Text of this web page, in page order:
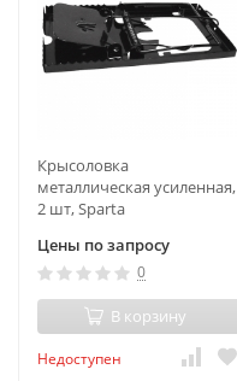
Крысоловка
металлическая усиленная,
2 шт, Sparta
Цены по запросу
0
В корзину
Недоступен